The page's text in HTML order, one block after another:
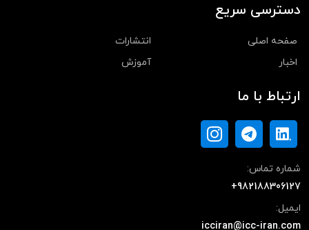
دسترسی سریع
صفحه اصلی
انتشارات
اخبار
آموزش
ارتباط با ما
شماره تماس:
+982188306127
ایمیل:
icciran@icc-iran.com